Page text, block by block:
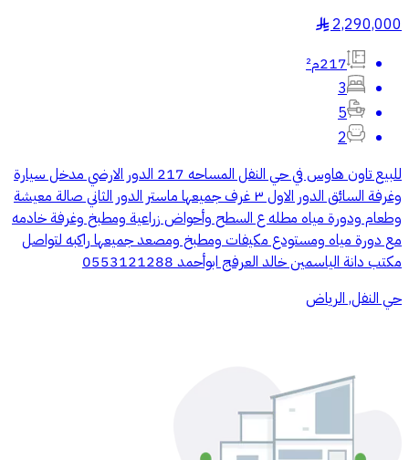
2,290,000
§
217م²
3
5
2
للبيع تاون هاوس في حي النفل المساحه 217 الدور الارضي مدخل سيارة
وغرفة السائق الدور الاول ٣ غرف جميعها ماستر الدور الثاني صالة معيشة
وطعام ودورة مياه مطله ع السطح وأحواض زراعية ومطبخ وغرفة خادمه
مع دورة مياه ومستودع مكيفات ومطبخ ومصعد جميعها راكبه لتواصل
مكتب دانة الياسمين خالد العرفج ابوأحمد 0553121288
حي النفل, الرياض